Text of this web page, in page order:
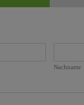
Nachname